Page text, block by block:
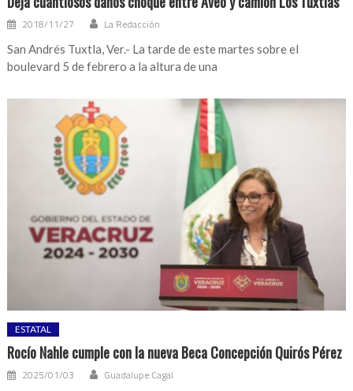
2018/11/27 La Redacción
San Andrés Tuxtla, Ver.- La tarde de este martes sobre el
boulevard 5 de febrero a la altura de una
ESTATAL
Rocío Nahle cumple con la nueva Beca Concepción Quirós Pérez
2025/01/03 Guadalupe Cagal